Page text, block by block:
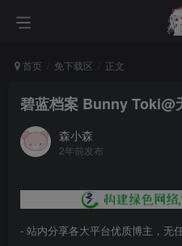
首页 免下载区 正文
碧蓝档案 Bunny Toki@
森小森
2年前发布
- 站内分享各大平台优质博主，无